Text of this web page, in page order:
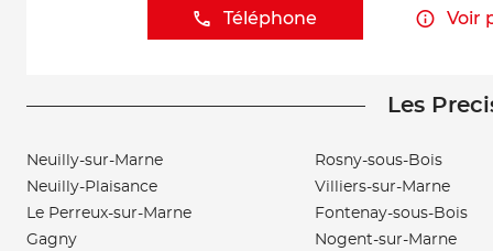
Téléphone
Voir
15.46
km
GARAGE REPUBLIQUE
94290 VILLEJUIF
Fermé actuellement
Téléphone
Voir
Les
Neuilly-sur-Marne
Neuilly-Plaisance
Le Perreux-sur-Marne
Gagny
Rosny-sous-Bois
Villiers-sur-Marne
Fontenay-sous-Bois
Nogent-sur-Marne